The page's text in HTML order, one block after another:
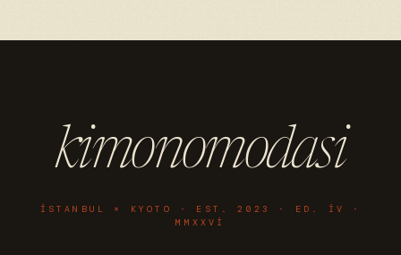
kimonomodasi
ISTANBUL × KYOTO · EST. 2023 · ED. IV ·
MMXXVI